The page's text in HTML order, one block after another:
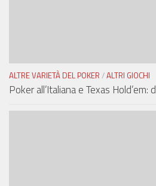
ALTRE VARIETÀ DEL POKER /ALTRI GIOCHI
Poker all’Italiana e Texas